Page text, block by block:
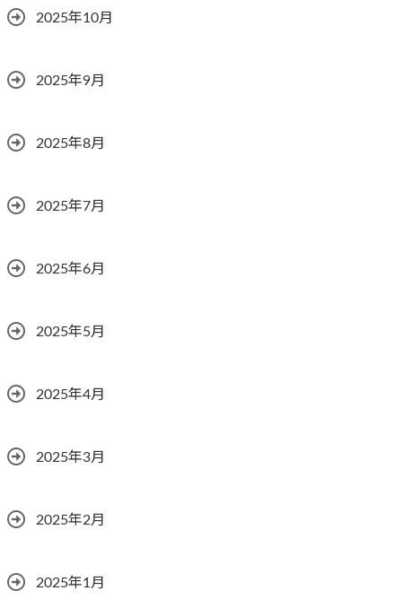
2025年10月
2025年9月
2025年8月
2025年7月
2025年6月
2025年5月
2025年4月
2025年3月
2025年2月
2025年1月